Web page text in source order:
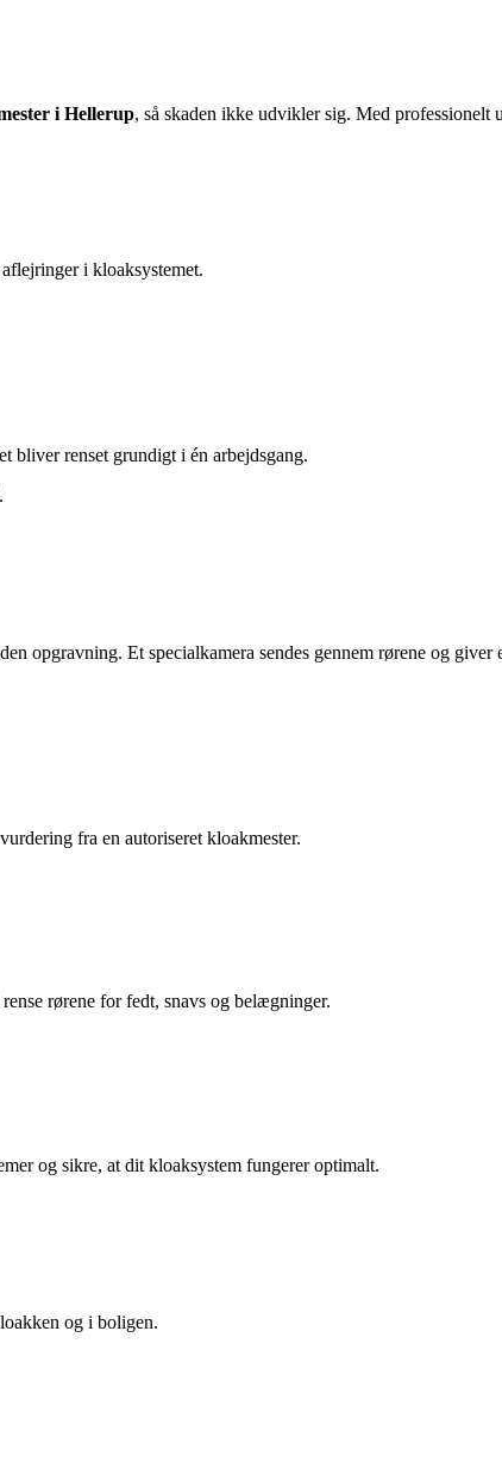
i Hellerup, så skaden ikke udvikler sig. Med professionelt
i kloaksystemet.
bliver renset grundigt i én arbejdsgang.
opgravning. Et specialkamera sendes gennem rørene og
fra en autoriseret kloakmester.
rørene for fedt, snavs og belægninger.
og sikre, at dit kloaksystem fungerer optimalt.
og i boligen.